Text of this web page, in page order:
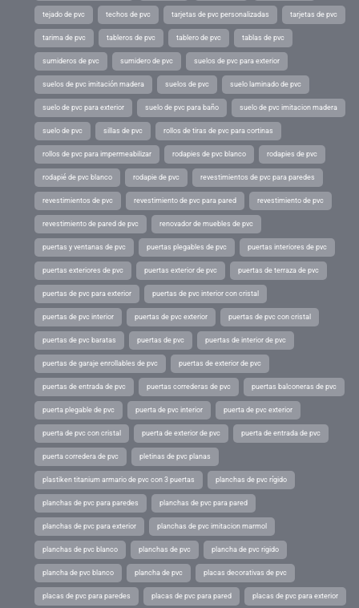
tejado de pvc techos de pvc tarjetas de pvc personalizadas tarjetas de pvc
tarima de pvc tableros de pvc tablero de pvc tablas de pvc
sumideros de pvc sumidero de pvc suelos de pvc para exterior
suelos de pvc imitación madera suelos de pvc suelo laminado de pvc
suelo de pvc para exterior suelo de pvc para baño suelo de pvc imitacion madera
suelo de pvc sillas de pvc rollos de tiras de pvc para cortinas
rollos de pvc para impermeabilizar rodapies de pvc blanco rodapies de pvc
rodapié de pvc blanco rodapie de pvc revestimientos de pvc para paredes
revestimientos de pvc revestimiento de pvc para pared revestimiento de pvc
revestimiento de pared de pvc renovador de muebles de pvc
puertas y ventanas de pvc puertas plegables de pvc puertas interiores de pvc
puertas exteriores de pvc puertas exterior de pvc puertas de terraza de pvc
puertas de pvc para exterior puertas de pvc interior con cristal
puertas de pvc interior puertas de pvc exterior puertas de pvc con cristal
puertas de pvc baratas puertas de pvc puertas de interior de pvc
puertas de garaje enrollables de pvc puertas de exterior de pvc
puertas de entrada de pvc puertas correderas de pvc puertas balconeras de pvc
puerta plegable de pvc puerta de pvc interior puerta de pvc exterior
puerta de pvc con cristal puerta de exterior de pvc puerta de entrada de pvc
puerta corredera de pvc pletinas de pvc planas
plastiken titanium armario de pvc con 3 puertas planchas de pvc rígido
planchas de pvc para paredes planchas de pvc para pared
planchas de pvc para exterior planchas de pvc imitacion marmol
planchas de pvc blanco planchas de pvc plancha de pvc rigido
plancha de pvc blanco plancha de pvc placas decorativas de pvc
placas de pvc para paredes placas de pvc para pared placas de pvc para exterior